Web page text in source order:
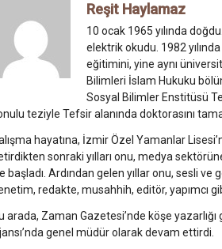
Reşit Haylamaz
10 ocak 1965 yılında
elektrik okudu. 1982
eğitimini, yine aynı
Bilimleri İslam Hukuku
Sosyal Bilimler Enstitüsü
teziyle Tefsir alanında doktorasını
hayatına, İzmir Özel Yamanlar
sonraki yılları onu, medya
başladı. Ardından gelen yıllar onu, sesli
redakte, musahhih, editör, yapımcı
arada, Zaman Gazetesi’nde köşe
genel müdür olarak devam ettirdi.